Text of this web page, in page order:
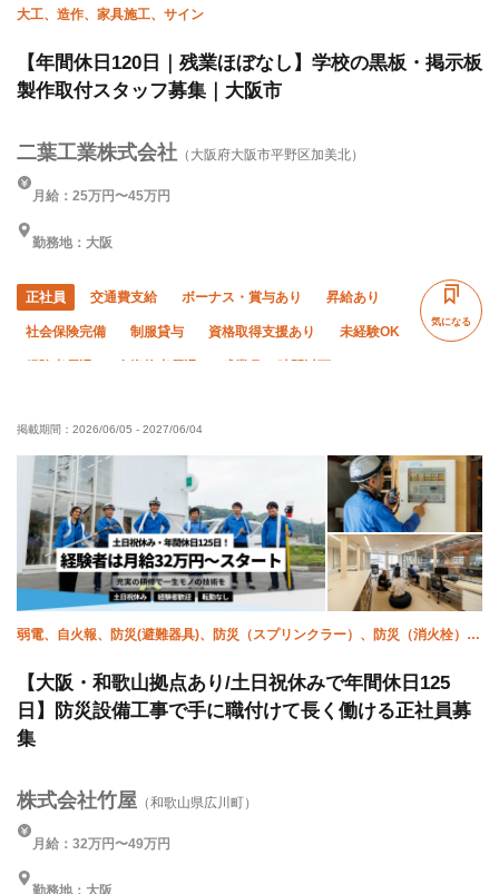
大工、造作、家具施工、サイン
【年間休日120日｜残業ほぼなし】学校の黒板・掲示板
製作取付スタッフ募集｜大阪市
二葉工業株式会社 （大阪府大阪市平野区加美北）
月給：25万円〜45万円
勤務地：大阪
正社員 交通費支給 ボーナス・賞与あり 昇給あり
社会保険完備 制服貸与 資格取得支援あり 未経験OK
経験者優遇 有資格者優遇 残業月10時間以下
気になる
掲載期間： 2026/06/05 - 2027/06/04
弱電、自火報、防災(避難器具)、防災（スプリンクラー）、防災（消火栓）、
【大阪・和歌山拠点あり/土日祝休みで年間休日125
日】防災設備工事で手に職付けて長く働ける正社員募
集
株式会社竹屋 （和歌山県広川町）
月給：32万円〜49万円